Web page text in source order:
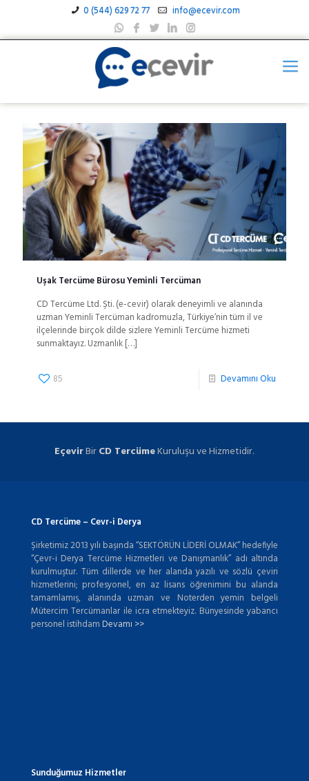
0 (544) 629 72 77 info@ecevir.com
Uşak Tercüme Bürosu Yeminli Tercüman
CD Tercüme Ltd. Şti. (e-cevir) olarak deneyimli ve alanında
uzman Yeminli Tercüman kadromuzla, Türkiye’nin tüm il ve
ilçelerinde birçok dilde sizlere Yeminli Tercüme hizmeti
sunmaktayız. Uzmanlık[…]
85 Devamını Oku
EçevirBirCD TercümeKuruluşu ve Hizmetidir.
CD Tercüme – Cevr-i Derya
Şirketimiz 2013 yılı başında “SEKTÖRÜN LİDERİ OLMAK” hedefiyle
“Çevr-i Derya Tercüme Hizmetleri ve Danışmanlık” adı altında
kurulmuştur. Tüm dillerde ve her alanda yazılı ve sözlü çeviri
hizmetlerini; profesyonel, en az lisans öğrenimini bu alanda
tamamlamış, alanında uzman ve Noterden yemin belgeli
Mütercim Tercümanlar ile icra etmekteyiz. Bünyesinde yabancı
personel istihdamDevamı >>
Sunduğumuz Hizmetler